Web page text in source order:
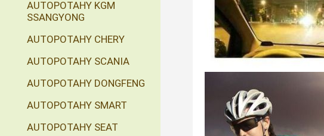
AUTOPOTAHY KGM
SSANGYONG
AUTOPOTAHY CHERY
AUTOPOTAHY SCANIA
AUTOPOTAHY DONGFENG
AUTOPOTAHY SMART
AUTOPOTAHY SEAT